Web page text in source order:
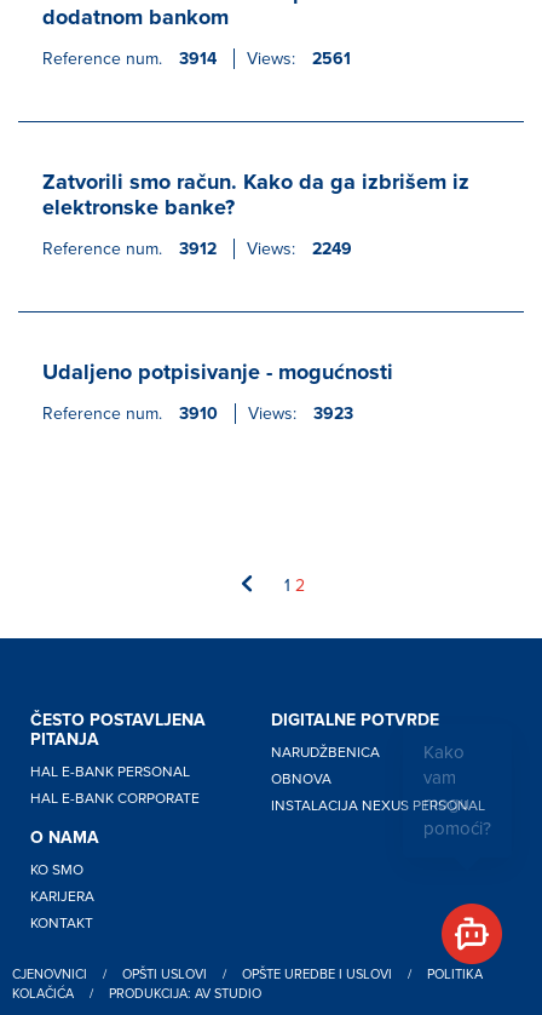
dodatnom bankom
Reference num. 3914 Views: 2561
Zatvorili smo račun. Kako da ga izbrišem iz
elektronske banke?
Reference num. 3912 Views: 2249
Udaljeno potpisivanje - mogućnosti
Reference num. 3910 Views: 3923
1 2
ČESTO POSTAVLJENA
PITANJA
HAL E-BANK PERSONAL
HAL E-BANK CORPORATE
DIGITALNE POTVRDE
NARUDŽBENICA
OBNOVA
INSTALACIJA NEXUS PERSONAL
O NAMA
KO SMO
KARIJERA
KONTAKT
CJENOVNICI / OPŠTI USLOVI / OPŠTE UREDBE I USLOVI /
POLITIKA
KOLAČIĆA
/ PRODUKCIJA: AV STUDIO
Kako
vam
mogu
pomoći?